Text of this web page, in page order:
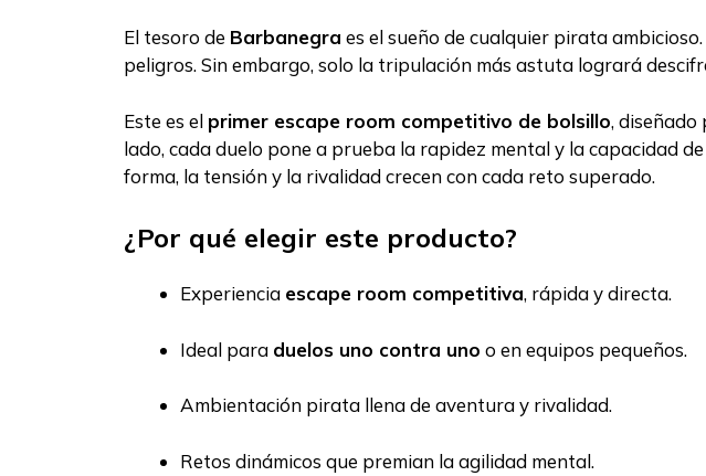
El tesoro de Barbanegra es el sueño de cualquier pirata
peligros. Sin embargo, solo la tripulación más astuta logrará
Este es el primer escape room competitivo de bolsillo, diseñado
lado, cada duelo pone a prueba la rapidez mental y la capacidad
forma, la tensión y la rivalidad crecen con cada reto superado.
¿Por qué elegir este producto?
Experiencia escape room competitiva, rápida y directa.
Ideal para duelos uno contra uno o en equipos pequeños.
Ambientación pirata llena de aventura y rivalidad.
Retos dinámicos que premian la agilidad mental.